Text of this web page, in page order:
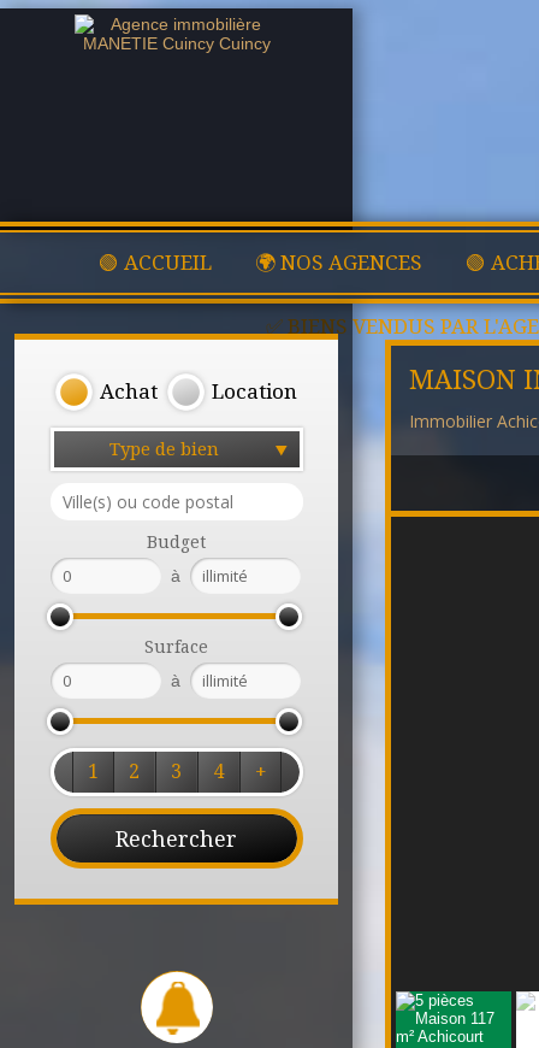
🟢 ACCUEIL 🌍 NOS AGENCES 🟢
✅ BIENS VENDUS PAR
Achat Location
Type de bien
Budget
à
Surface
à
1 2 3 4 +
MAISON
Immobilier